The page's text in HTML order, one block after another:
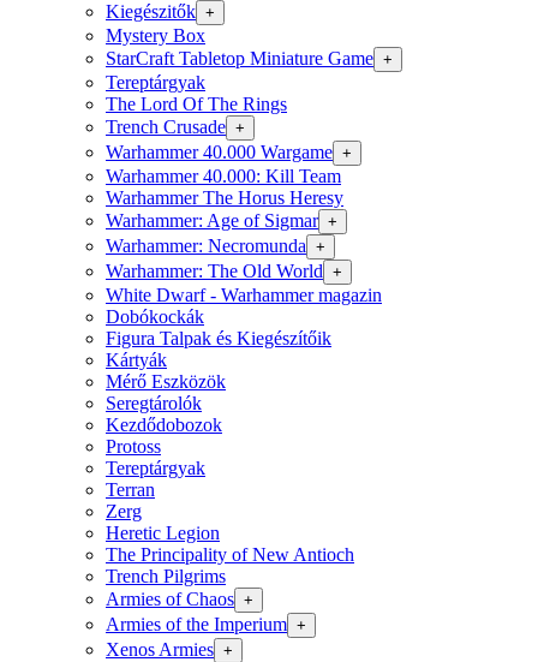
Kiegészitők +
Mystery Box
StarCraft Tabletop Miniature Game +
Tereptárgyak
The Lord Of The Rings
Trench Crusade +
Warhammer 40.000 Wargame +
Warhammer 40.000: Kill Team
Warhammer The Horus Heresy
Warhammer: Age of Sigmar +
Warhammer: Necromunda +
Warhammer: The Old World +
White Dwarf - Warhammer magazin
Dobókockák
Figura Talpak és Kiegészítőik
Kártyák
Mérő Eszközök
Seregtárolók
Kezdődobozok
Protoss
Tereptárgyak
Terran
Zerg
Heretic Legion
The Principality of New Antioch
Trench Pilgrims
Armies of Chaos +
Armies of the Imperium +
Xenos Armies +